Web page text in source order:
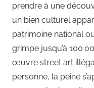
prendre à une
un bien culturel
patrimoine national
grimpe jusqu’à 100
œuvre street art
personne, la peine